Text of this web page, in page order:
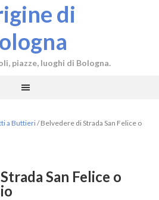
di
piazze, luoghi di Bologna.
a Buttieri/Belvedere di Strada San Felice o
San Felice o